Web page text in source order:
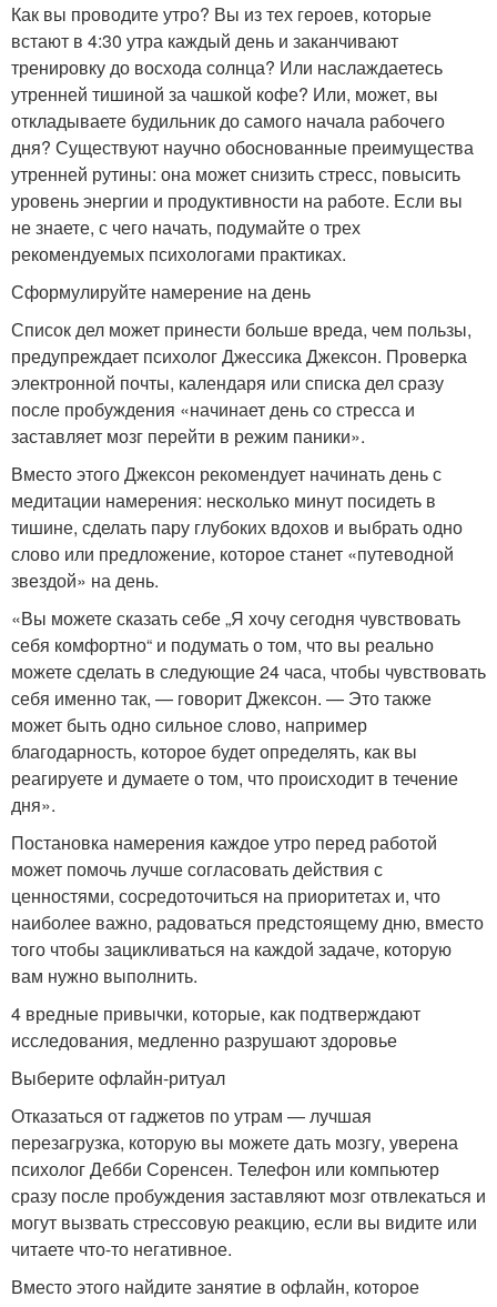
Как вы проводите утро? Вы из тех героев, которые
встают в 4:30 утра каждый день и заканчивают
тренировку до восхода солнца? Или наслаждаетесь
утренней тишиной за чашкой кофе? Или, может, вы
откладываете будильник до самого начала рабочего
дня? Существуют научно обоснованные преимущества
утренней рутины: она может снизить стресс, повысить
уровень энергии и продуктивности на работе. Если вы
не знаете, с чего начать, подумайте о трех
рекомендуемых психологами практиках.
Сформулируйте намерение на день
Список дел может принести больше вреда, чем пользы,
предупреждает психолог Джессика Джексон. Проверка
электронной почты, календаря или списка дел сразу
после пробуждения «начинает день со стресса и
заставляет мозг перейти в режим паники».
Вместо этого Джексон рекомендует начинать день с
медитации намерения: несколько минут посидеть в
тишине, сделать пару глубоких вдохов и выбрать одно
слово или предложение, которое станет «путеводной
звездой» на день.
«Вы можете сказать себе „Я хочу сегодня чувствовать
себя комфортно“ и подумать о том, что вы реально
можете сделать в следующие 24 часа, чтобы чувствовать
себя именно так, — говорит Джексон. — Это также
может быть одно сильное слово, например
благодарность, которое будет определять, как вы
реагируете и думаете о том, что происходит в течение
дня».
Постановка намерения каждое утро перед работой
может помочь лучше согласовать действия с
ценностями, сосредоточиться на приоритетах и, что
наиболее важно, радоваться предстоящему дню, вместо
того чтобы зацикливаться на каждой задаче, которую
вам нужно выполнить.
4 вредные привычки, которые, как подтверждают
исследования, медленно разрушают здоровье
Выберите офлайн-ритуал
Отказаться от гаджетов по утрам — лучшая
перезагрузка, которую вы можете дать мозгу, уверена
психолог Дебби Соренсен. Телефон или компьютер
сразу после пробуждения заставляют мозг отвлекаться и
могут вызвать стрессовую реакцию, если вы видите или
читаете что-то негативное.
Вместо этого найдите занятие в офлайн, которое